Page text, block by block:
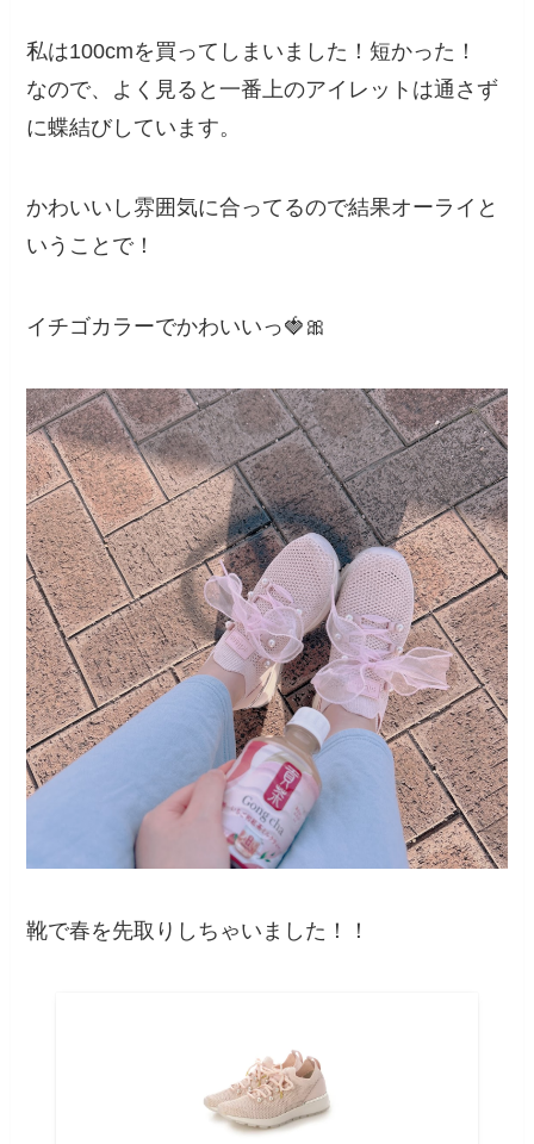
私は100cmを買ってしまいました！短かった！
なので、よく見ると一番上のアイレットは通さず
に蝶結びしています。
かわいいし雰囲気に合ってるので結果オーライと
いうことで！
イチゴカラーでかわいいっ🍓🎀
靴で春を先取りしちゃいました！！